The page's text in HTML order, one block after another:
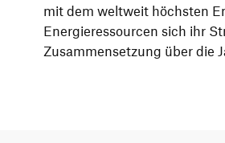
mit dem weltweit höchsten
Energieressourcen sich ihr
Zusammensetzung über die